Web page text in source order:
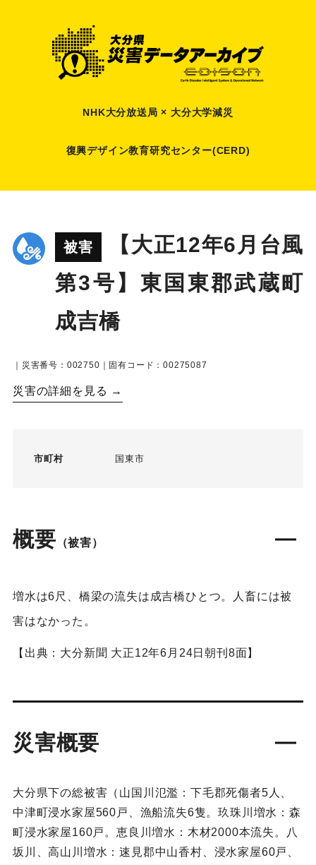
NHK大分放送局 × 大分大学減災
復興デザイン教育研究センター(CERD)
被害
【大正12年6月台風
第3号】東国東郡武蔵町
成吉橋
｜災害番号：002750｜固有コード：00275087
災害の詳細を見る →
市町村 国東市
概要 （被害）
増水は6尺、橋梁の流失は成吉橋ひとつ。人畜には被
害はなかった。
【出典：大分新聞 大正12年6月24日朝刊8面】
災害概要
大分県下の総被害（山国川氾濫：下毛郡死傷者5人、
中津町浸水家屋560戸、漁船流失6隻。玖珠川増水：森
町浸水家屋160戸。恵良川増水：木材2000本流失。八
坂川、高山川増水：速見郡中山香村、浸水家屋60戸、